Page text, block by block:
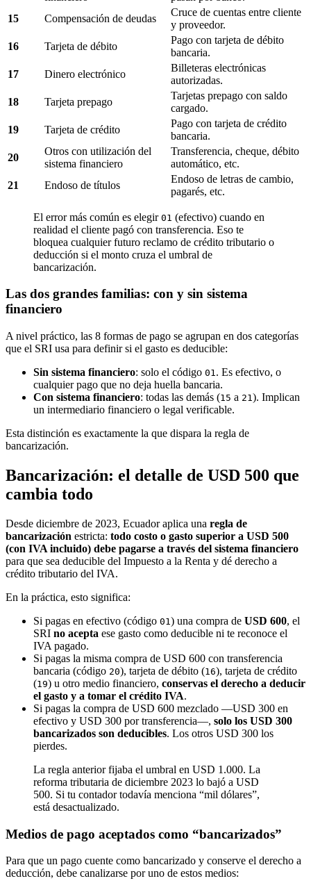
15
Compensación de deudas
Cruce de cuentas entre cliente
y proveedor.
16
Tarjeta de débito
Pago con tarjeta de débito
bancaria.
17
Dinero electrónico
Billeteras electrónicas
autorizadas.
18
Tarjeta prepago
Tarjetas prepago con saldo
cargado.
19
Tarjeta de crédito
Pago con tarjeta de crédito
bancaria.
20
Otros con utilización del
sistema financiero
Transferencia, cheque, débito
automático, etc.
21
Endoso de títulos
Endoso de letras de cambio,
pagarés, etc.
El error más común es elegir 01 (efectivo) cuando en
realidad el cliente pagó con transferencia. Eso te
bloquea cualquier futuro reclamo de crédito tributario o
deducción si el monto cruza el umbral de
bancarización.
Las dos grandes familias: con y sin sistema
financiero
A nivel práctico, las 8 formas de pago se agrupan en dos categorías
que el SRI usa para definir si el gasto es deducible:
Sin sistema financiero: solo el código 01. Es efectivo, o
cualquier pago que no deja huella bancaria.
Con sistema financiero: todas las demás (15 a 21). Implican
un intermediario financiero o legal verificable.
Esta distinción es exactamente la que dispara la regla de
bancarización.
Bancarización: el detalle de USD 500 que
cambia todo
Desde diciembre de 2023, Ecuador aplica una regla de
bancarización estricta: todo costo o gasto superior a USD 500
(con IVA incluido) debe pagarse a través del sistema financiero
para que sea deducible del Impuesto a la Renta y dé derecho a
crédito tributario del IVA.
En la práctica, esto significa:
Si pagas en efectivo (código 01) una compra de USD 600, el
SRI no acepta ese gasto como deducible ni te reconoce el
IVA pagado.
Si pagas la misma compra de USD 600 con transferencia
bancaria (código 20), tarjeta de débito (16), tarjeta de crédito
(19) u otro medio financiero, conservas el derecho a deducir
el gasto y a tomar el crédito IVA.
Si pagas la compra de USD 600 mezclado —USD 300 en
efectivo y USD 300 por transferencia—, solo los USD 300
bancarizados son deducibles. Los otros USD 300 los
pierdes.
La regla anterior fijaba el umbral en USD 1.000. La
reforma tributaria de diciembre 2023 lo bajó a USD
500. Si tu contador todavía menciona “mil dólares”,
está desactualizado.
Medios de pago aceptados como “bancarizados”
Para que un pago cuente como bancarizado y conserve el derecho a
deducción, debe canalizarse por uno de estos medios: